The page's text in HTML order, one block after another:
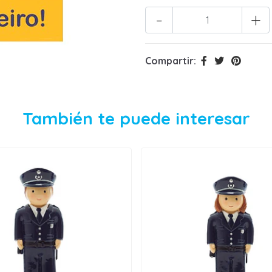
+
-
Compartir:
También te puede interesar